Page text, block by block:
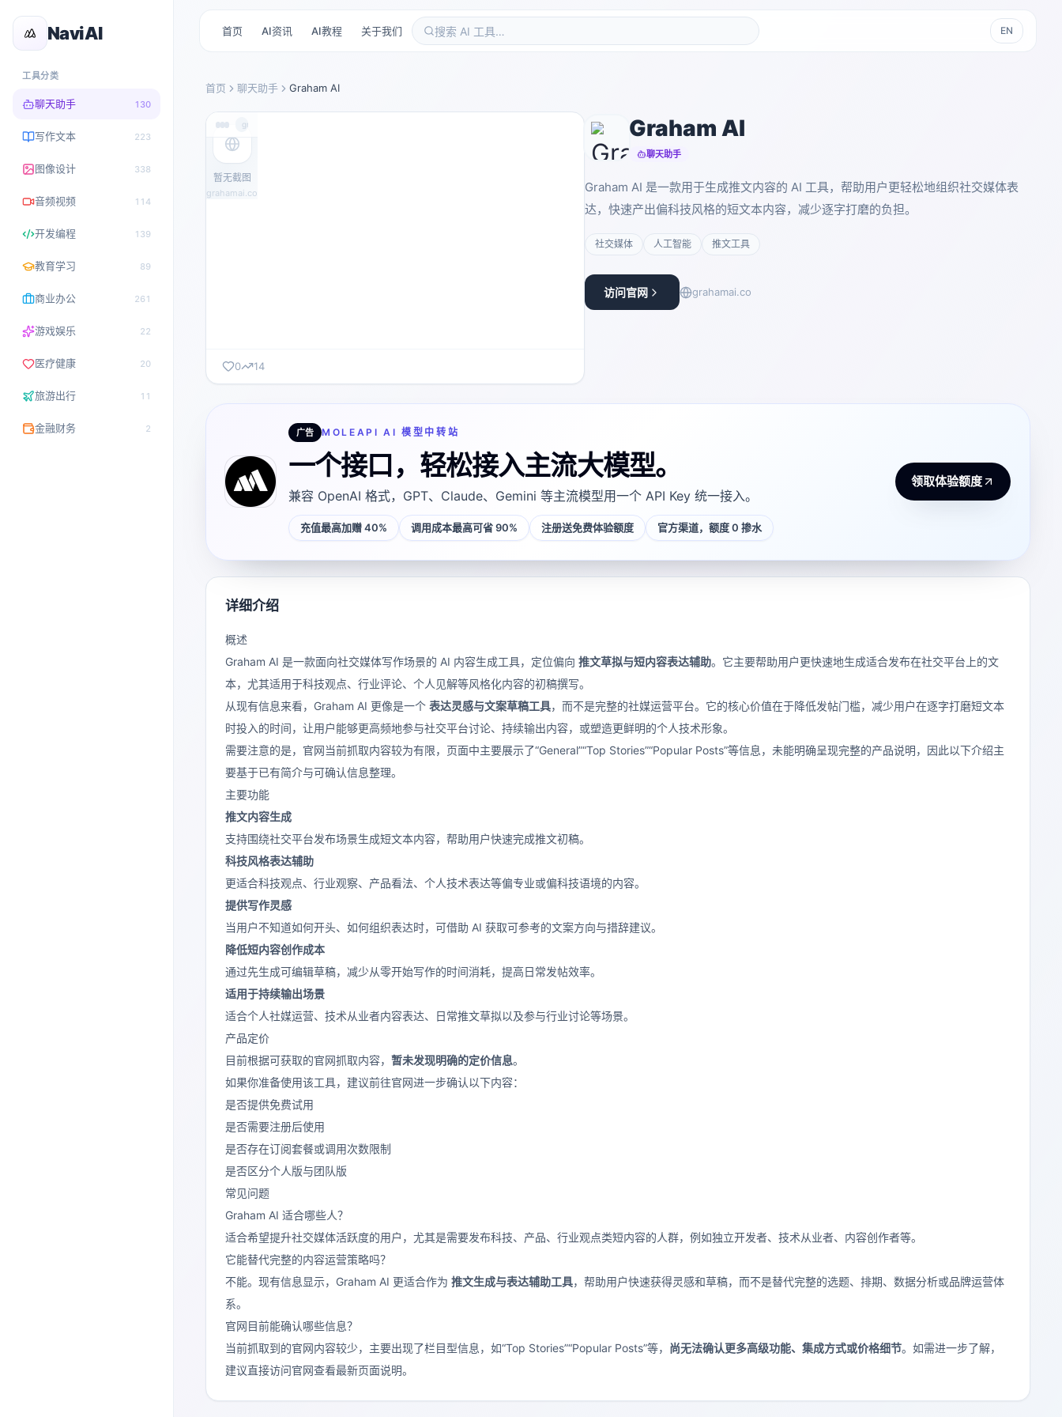
NaviAI
工具分类
聊天助手 130
写作文本 223
图像设计 338
音频视频 114
开发编程 139
教育学习 89
商业办公 261
游戏娱乐 22
医疗健康 20
旅游出行 11
金融财务 2
首页 AI资讯 AI教程 关于我们 EN
首页 聊天助手 Graham AI
grahamai.co
暂无截图
grahamai.co
0 14
Graham AI
聊天助手
Graham AI 是一款用于生成推文内容的 AI 工具，帮助用户更轻松地组织社交媒体表
达，快速产出偏科技风格的短文本内容，减少逐字打磨的负担。
社交媒体 人工智能 推文工具
访问官网 grahamai.co
广告 MOLEAPI AI 模型中转站
一个接口，轻松接入主流大模型。
兼容 OpenAI 格式，GPT、Claude、Gemini 等主流模型用一个 API Key 统一接入。
充值最高加赠 40% 调用成本最高可省 90% 注册送免费体验额度 官方渠道，额度 0 掺水
领取体验额度
详细介绍
概述
Graham AI 是一款面向社交媒体写作场景的 AI 内容生成工具，定位偏向 推文草拟与短内容表达辅助。它主要帮助用户更快速地生成适合发布在社交平台上的文
本，尤其适用于科技观点、行业评论、个人见解等风格化内容的初稿撰写。
从现有信息来看，Graham AI 更像是一个 表达灵感与文案草稿工具，而不是完整的社媒运营平台。它的核心价值在于降低发帖门槛，减少用户在逐字打磨短文本
时投入的时间，让用户能够更高频地参与社交平台讨论、持续输出内容，或塑造更鲜明的个人技术形象。
需要注意的是，官网当前抓取内容较为有限，页面中主要展示了“General”“Top Stories”“Popular Posts”等信息，未能明确呈现完整的产品说明，因此以下介绍主
要基于已有简介与可确认信息整理。
主要功能
推文内容生成
支持围绕社交平台发布场景生成短文本内容，帮助用户快速完成推文初稿。
科技风格表达辅助
更适合科技观点、行业观察、产品看法、个人技术表达等偏专业或偏科技语境的内容。
提供写作灵感
当用户不知道如何开头、如何组织表达时，可借助 AI 获取可参考的文案方向与措辞建议。
降低短内容创作成本
通过先生成可编辑草稿，减少从零开始写作的时间消耗，提高日常发帖效率。
适用于持续输出场景
适合个人社媒运营、技术从业者内容表达、日常推文草拟以及参与行业讨论等场景。
产品定价
目前根据可获取的官网抓取内容， 暂未发现明确的定价信息。
如果你准备使用该工具，建议前往官网进一步确认以下内容：
是否提供免费试用
是否需要注册后使用
是否存在订阅套餐或调用次数限制
是否区分个人版与团队版
常见问题
Graham AI 适合哪些人？
适合希望提升社交媒体活跃度的用户，尤其是需要发布科技、产品、行业观点类短内容的人群，例如独立开发者、技术从业者、内容创作者等。
它能替代完整的内容运营策略吗？
不能。现有信息显示，Graham AI 更适合作为 推文生成与表达辅助工具，帮助用户快速获得灵感和草稿，而不是替代完整的选题、排期、数据分析或品牌运营体
系。
官网目前能确认哪些信息？
当前抓取到的官网内容较少，主要出现了栏目型信息，如“Top Stories”“Popular Posts”等， 尚无法确认更多高级功能、集成方式或价格细节。如需进一步了解，
建议直接访问官网查看最新页面说明。